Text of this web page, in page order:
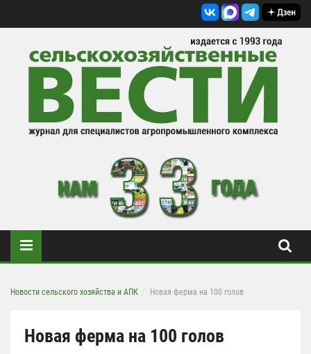
Новости сельского хозяйства и АПК Новая ферма на 100 голов
Новая ферма на 100 голов